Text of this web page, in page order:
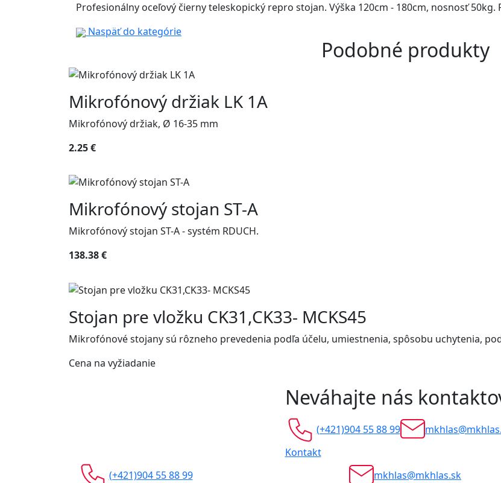
Profesionálny oceľový čierny teleskopický repro stojan. Výška 120cm - 180cm, nosnosť
Naspäť do kategórie
Podobné produkty
Mikrofónový držiak LK 1A
Mikrofónový držiak, Ø 16-35 mm
2.25 €
Mikrofónový stojan ST-A
Mikrofónový stojan ST-A - systém RDUCH.
138.38 €
Stojan pre vložku CK31,CK33- MCKS45
Mikrofónové stojany sú rôzneho prevedenia podľa účelu, umiestnenia, spôsobu uchytenia,
Cena na vyžiadanie
Neváhajte nás
(+421)904 55 88 99
Kontakt
(+421)904 55 88 99
mkhlas@mkhlas.sk